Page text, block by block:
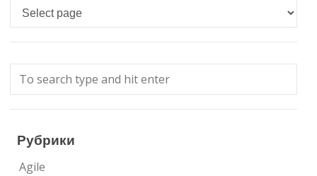
Languages
Рубрики
Agile